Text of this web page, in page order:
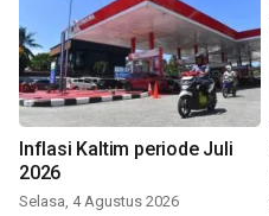
Inflasi Kaltim periode Juli
2026
Selasa, 4 Agustus 2026